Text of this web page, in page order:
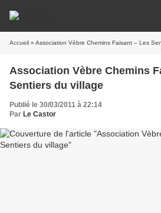
Accueil » Association Vèbre Chemins Faisant – Les
Association Vèbre Chemins
Sentiers du village
Publié le 30/03/2011 à 22:14
Par Le Castor